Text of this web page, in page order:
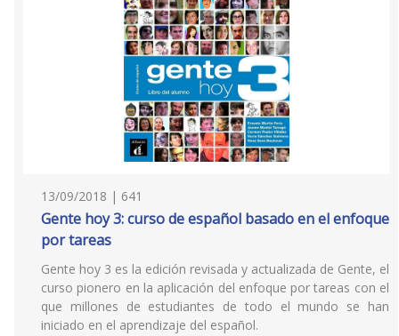
13/09/2018 | 641
Gente hoy 3: curso de español basado en el enfoque
por tareas
Gente hoy 3 es la edición revisada y actualizada de Gente, el
curso pionero en la aplicación del enfoque por tareas con el
que millones de estudiantes de todo el mundo se han
iniciado en el aprendizaje del español.